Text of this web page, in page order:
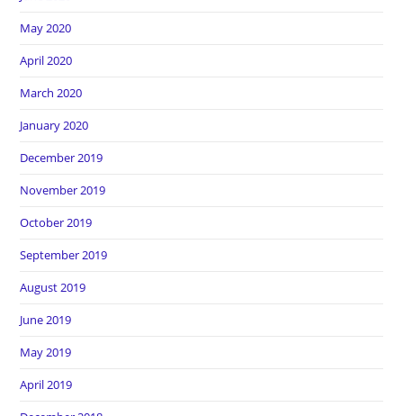
May 2020
April 2020
March 2020
January 2020
December 2019
November 2019
October 2019
September 2019
August 2019
June 2019
May 2019
April 2019